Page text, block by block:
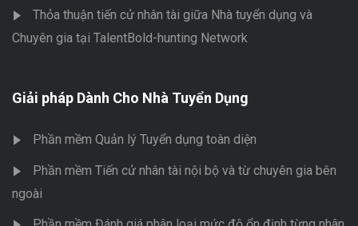
Thỏa thuận tiến cử nhân tài giữa Nhà tuyển dụng và
Chuyên gia tại TalentBold-hunting Network
Giải pháp Dành Cho Nhà Tuyển Dụng
Phần mềm Quản lý Tuyển dụng toàn diện
Phần mềm Tiến cử nhân tài nội bộ và từ chuyên gia bên
ngoài